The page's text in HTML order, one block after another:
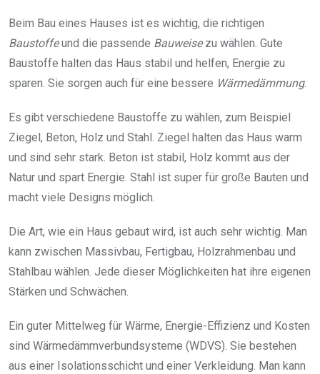
Beim Bau eines Hauses ist es wichtig, die richtigen
Baustoffeund die passende Bauweisezu wählen. Gute
Baustoffe halten das Haus stabil und helfen, Energie zu
sparen. Sie sorgen auch für eine bessere Wärmedämmung.
Es gibt verschiedene Baustoffe zu wählen, zum Beispiel
Ziegel, Beton, Holz und Stahl. Ziegel halten das Haus warm
und sind sehr stark. Beton ist stabil, Holz kommt aus der
Natur und spart Energie. Stahl ist super für große Bauten und
macht viele Designs möglich.
Die Art, wie ein Haus gebaut wird, ist auch sehr wichtig. Man
kann zwischen Massivbau, Fertigbau, Holzrahmenbau und
Stahlbau wählen. Jede dieser Möglichkeiten hat ihre eigenen
Stärken und Schwächen.
Ein guter Mittelweg für Wärme, Energie-Effizienz und Kosten
sind Wärmedämmverbundsysteme (WDVS). Sie bestehen
aus einer Isolationsschicht und einer Verkleidung. Man kann